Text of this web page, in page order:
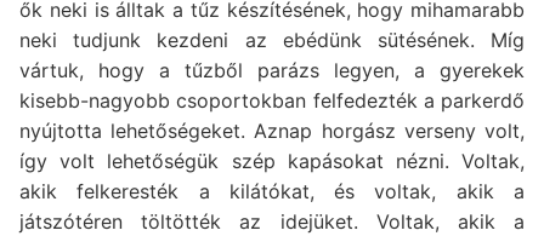
ők neki is álltak a tűz készítésének, hogy mihamarabb
neki tudjunk kezdeni az ebédünk sütésének. Míg
vártuk, hogy a tűzből parázs legyen, a gyerekek
kisebb-nagyobb csoportokban felfedezték a parkerdő
nyújtotta lehetőségeket. Aznap horgász verseny volt,
így volt lehetőségük szép kapásokat nézni. Voltak,
akik felkeresték a kilátókat, és voltak, akik a
játszótéren töltötték az idejüket. Voltak, akik a